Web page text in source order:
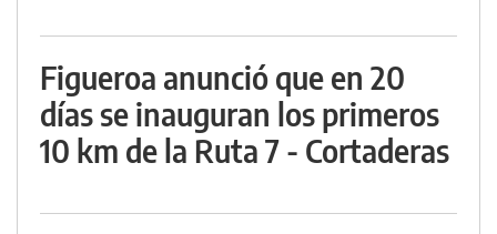
Figueroa anunció que en 20
días se inauguran los primeros
10 km de la Ruta 7 - Cortaderas